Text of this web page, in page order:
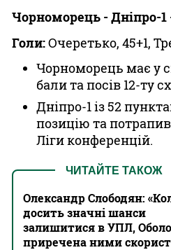
Чорноморець - Дніпро-1
Голи:Очеретько, 45+1,
Чорноморець має у
бали та посів 12-ту
Дніпро-1 із 52
позицію та
Ліги конференцій.
ЧИТАЙТЕ ТАКОЖ
Олександр Слободян:
досить значні шанси
залишитися в УПЛ,
приречена ними